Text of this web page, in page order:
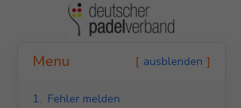
Menu ausblenden
1. Fehler melden